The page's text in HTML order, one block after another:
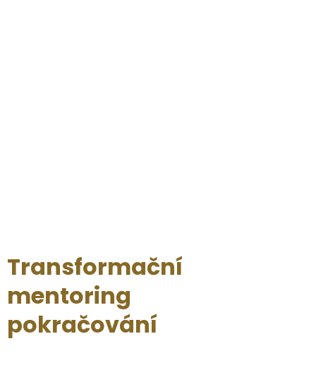
Transformační
mentoring
pokračování